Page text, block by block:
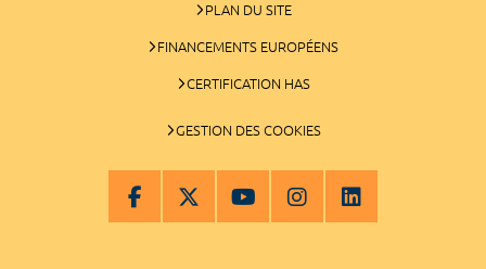
PLAN DU SITE
FINANCEMENTS EUROPÉENS
CERTIFICATION HAS
GESTION DES COOKIES